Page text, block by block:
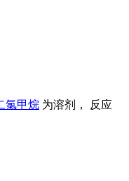
氯甲烷 为溶剂， 反应